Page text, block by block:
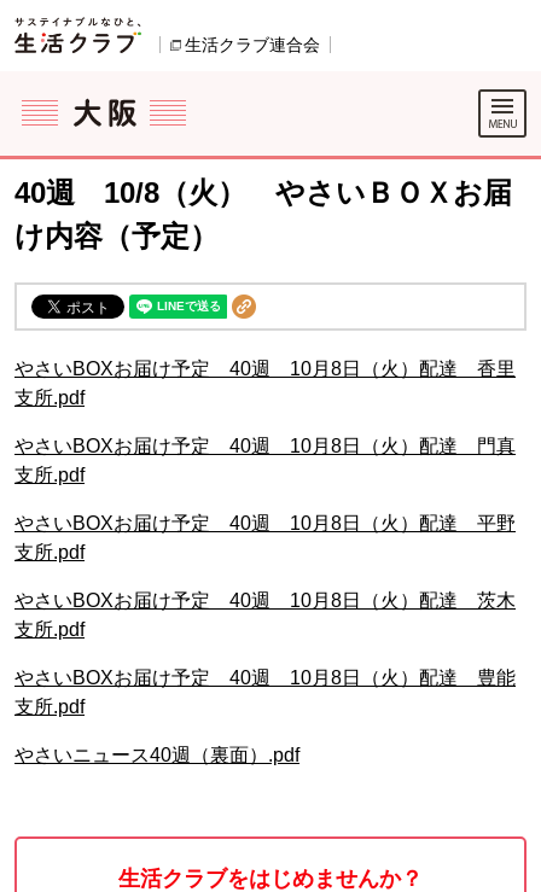
ページの先頭です。
生活クラブ連合会
ここからサイト内共通メニューです。
サイト内共通メニューをスキップする
サイト内共通メニューここまで。
40週 10/8（火） やさいＢＯＸお届
け内容（予定）
やさいBOXお届け予定 40週 10月8日（火）配達 香里
支所.pdf
やさいBOXお届け予定 40週 10月8日（火）配達 門真
支所.pdf
やさいBOXお届け予定 40週 10月8日（火）配達 平野
支所.pdf
やさいBOXお届け予定 40週 10月8日（火）配達 茨木
支所.pdf
やさいBOXお届け予定 40週 10月8日（火）配達 豊能
支所.pdf
やさいニュース40週（裏面）.pdf
生活クラブをはじめませんか？